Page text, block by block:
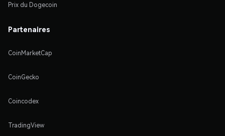
Prix du Dogecoin
Partenaires
CoinMarketCap
CoinGecko
Coincodex
TradingView